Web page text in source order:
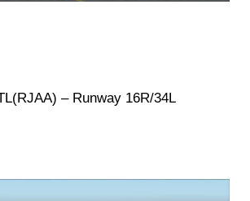
– Runway 16R/34L